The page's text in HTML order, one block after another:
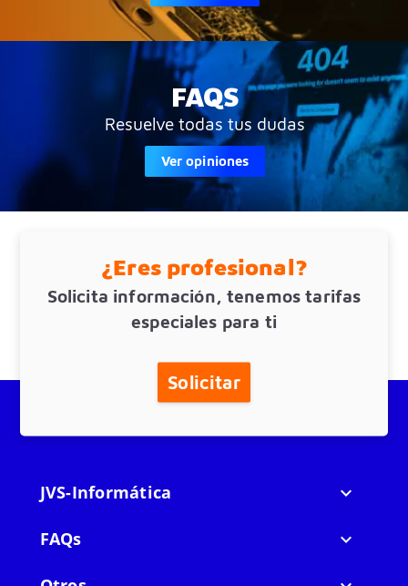
FAQS
Resuelve todas tus dudas
Ver opiniones
¿Eres profesional?
Solicita información, tenemos tarifas
especiales para ti
Solicitar
JVS-Informática 
FAQs 